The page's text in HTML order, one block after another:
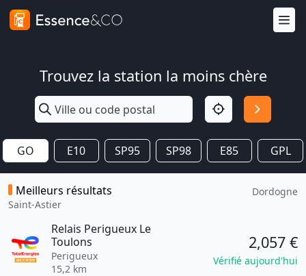
Trouvez la station la moins chère
GO E10 SP95 SP98 E85 GPL
Meilleurs résultats
Saint-Astier
Dordogne
Relais Perigueux Le
Toulons
Perigueux
15,2 km
2,057 €
Vérifié aujourd'hui